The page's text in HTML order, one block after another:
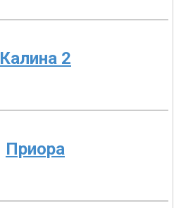
Калина 2
Приора